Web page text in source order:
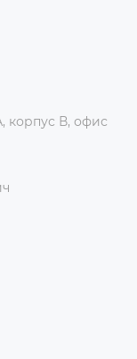
корпус В, офис